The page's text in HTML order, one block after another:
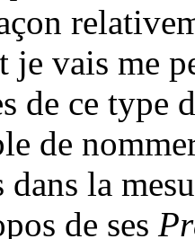
je vais me
de ce type
de
dans la
de ses